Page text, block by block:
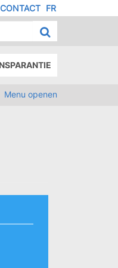
FR
CONTACT
Menu openen